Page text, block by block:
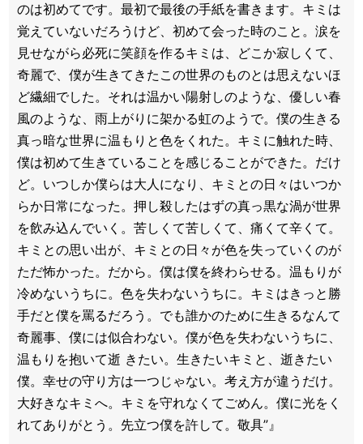
のは初めてです。最初で最後の手紙を書きます。キミは
覚えていないだろうけど、初めて会った時のこと。涙を
見せながら必死に笑顔を作るキミは、どこか寂しくて、
奇麗で、僕が生きてきたこの世界のものとは思えないほ
ど繊細でした。それは温かい陽射しのような、優しい春
風のような、雨上がりに架かる虹のようで。僕の生きる
真っ暗な世界に温もりと色をくれた。キミに触れた時、
僕は初めて生きていることを感じることができた。だけ
ど。いつしか僕らは大人になり、キミとの日々はいつか
らか日常になった。押し殺したはずの真っ黒な渦が世界
を飲み込んでいく。苦しくて苦しくて、痛くて辛くて。
キミとの思い出が、キミとの日々が色を失っていくのが
ただ怖かった。だから。僕は僕を終わらせる。温もりが
冷めないうちに。色を失わないうちに。キミはきっと勝
手だと僕を罵るだろう。でも誰かのために生きるなんて
奇麗事、僕には似合わない。僕が色を失わないうちに、
温もりを抱いて逝 きたい。生きたいキミと、逝きたい
僕。幸せの守り方は一つじゃない。考え方が違うだけ。
大好きなキミへ。キミを守れなくてごめん。僕に光をく
れてありがとう。先立つ僕を許して。敬具”』